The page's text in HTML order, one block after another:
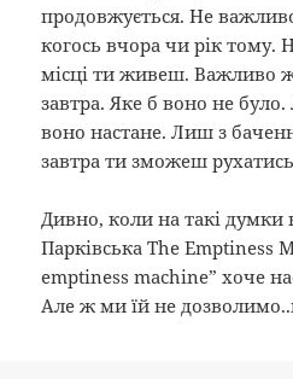
продовжується. Не
когось вчора чи рік тому.
місці ти живеш. Важливо
завтра. Яке б воно не
воно настане. Лиш з
завтра ти зможеш рухатись
Дивно, коли на такі думки
Парківська The Emptiness
emptiness machine” хоче
Але ж ми їй не